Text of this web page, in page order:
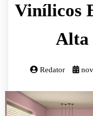
Vinílicos
Alta
Redator